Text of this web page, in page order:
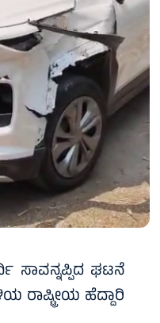
ಸಾವನ್ನಪ್ಪಿದ ಘಟನೆ
ರಾಷ್ಟ್ರೀಯ ಹೆದ್ದಾರಿ